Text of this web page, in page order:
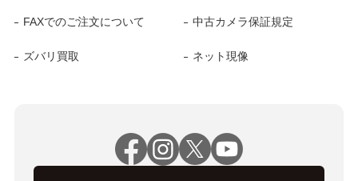
FAXでのご注文について 中古カメラ保証規定
ズバリ買取 ネット現像